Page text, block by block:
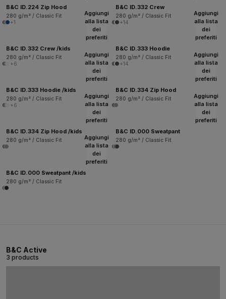
B&C ID.224 Zip Hood
280 g/m² / Classic Fit
+1
B&C ID.332 Crew
280 g/m² / Classic Fit
+14
Aggiungi
alla lista
dei
preferiti
B&C ID.332 Crew /kids
280 g/m² / Classic Fit
+6
Aggiungi
alla lista
dei
preferiti
B&C ID.333 Hoodie
280 g/m² / Classic Fit
+14
Aggiungi
alla lista
dei
preferiti
B&C ID.333 Hoodie /kids
280 g/m² / Classic Fit
+6
Aggiungi
alla lista
dei
preferiti
B&C ID.334 Zip Hood
280 g/m² / Classic Fit
Aggiungi
alla lista
dei
preferiti
B&C ID.334 Zip Hood /kids
280 g/m² / Classic Fit
Aggiungi
alla lista
dei
preferiti
B&C ID.000 Sweatpant
280 g/m² / Classic Fit
Aggiungi
alla lista
dei
preferiti
B&C ID.000 Sweatpant /kids
280 g/m² / Classic Fit
B&C Active
3 products